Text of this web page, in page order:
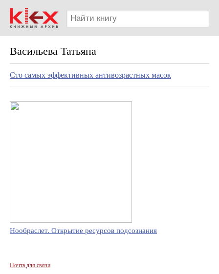
Васильева Татьяна
Сто самых эффективных антивозрастных масок
Нообраслет. Открытие ресурсов подсознания
Почта для связи